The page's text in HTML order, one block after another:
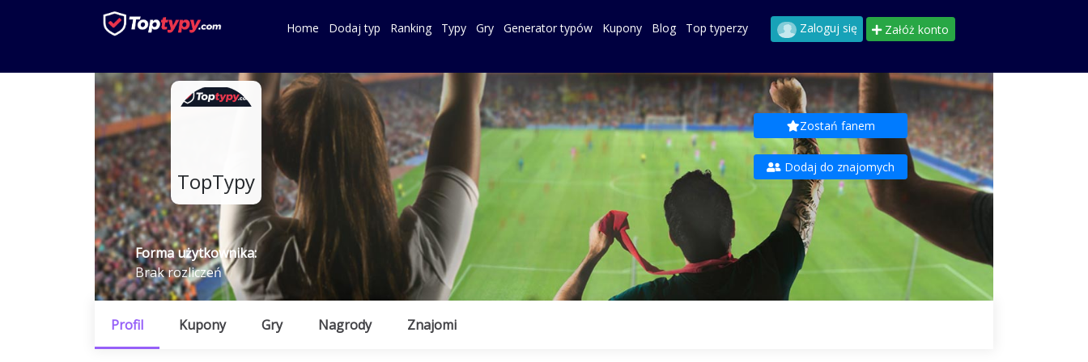
Home Dodaj typ Ranking Typy Gry Generator typów Kupony Blog Top typerzy Zaloguj się Załóż konto
TopTypy
Zostań fanem
Dodaj do znajomych
Forma użytkownika:
Brak rozliczeń
Profil Kupony Gry Nagrody Znajomi